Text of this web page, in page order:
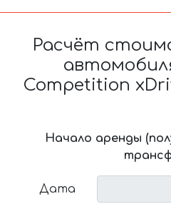
Расчёт
Competition
Начало аренды
Дата